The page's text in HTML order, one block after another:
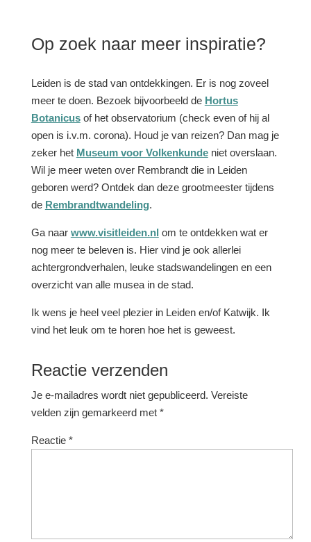
Op zoek naar meer inspiratie?
Leiden is de stad van ontdekkingen. Er is nog zoveel
meer te doen. Bezoek bijvoorbeeld de Hortus
Botanicusof het observatorium (check even of hij al
open is i.v.m. corona). Houd je van reizen? Dan mag je
zeker het Museum voor Volkenkundeniet overslaan.
Wil je meer weten over Rembrandt die in Leiden
geboren werd? Ontdek dan deze grootmeester tijdens
de Rembrandtwandeling.
Ga naar www.visitleiden.nl om te ontdekken wat er
nog meer te beleven is. Hier vind je ook allerlei
achtergrondverhalen, leuke stadswandelingen en een
overzicht van alle musea in de stad.
Ik wens je heel veel plezier in Leiden en/of Katwijk. Ik
vind het leuk om te horen hoe het is geweest.
Reactie verzenden
Je e-mailadres wordt niet gepubliceerd. Vereiste
velden zijn gemarkeerd met *
Reactie *